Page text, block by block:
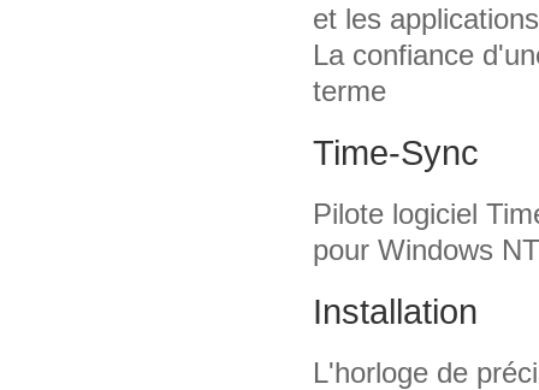
et les
La confiance
terme
Time-Sync
Pilote logiciel
pour Windows
Installation
L'horloge de